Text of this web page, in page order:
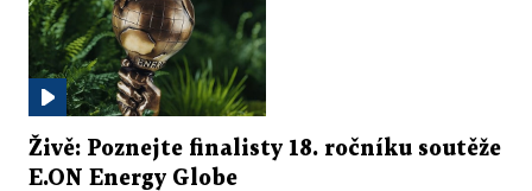
Živě: Poznejte finalisty 18. ročníku soutěže
E.ON Energy Globe